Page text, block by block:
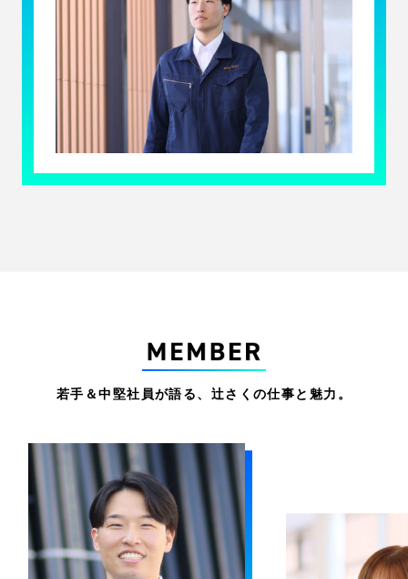
若手＆中堅社員が語る、辻󠄀󠄀さくの仕事と魅力。